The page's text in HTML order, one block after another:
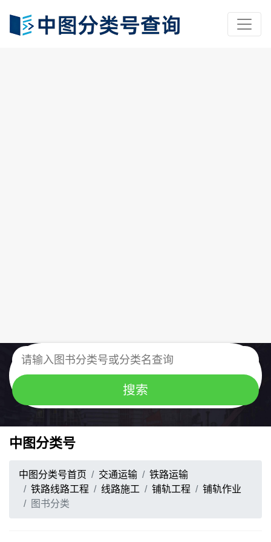
中图分类号
中图分类号首页 交通运输
铁路运输
铁路线路工程
线路施工 铺轨工程
铺轨作业
图书分类